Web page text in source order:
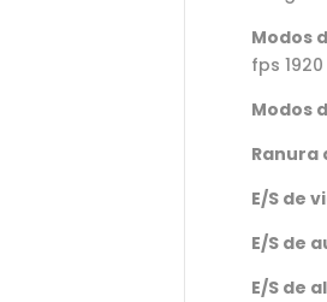
Modos
fps
Modos
Ranura
E/S de
E/S de
E/S de